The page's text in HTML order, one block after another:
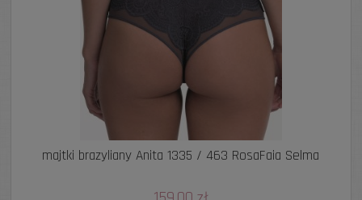
majtki brazyliany Anita 1335 / 463 RosaFaia Selma